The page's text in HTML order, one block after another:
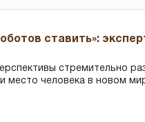
ставить»:
стремительно
место человека в новом